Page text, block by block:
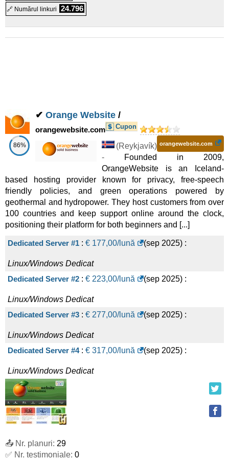
🔗 Numărul linkuri 24.796
86%
✔ Orange Website /
orangewebsite.com Cupon
orangewebsite.com
(Reykjavík)
-
Founded in 2009,
OrangeWebsite is an Iceland-
based hosting provider known for privacy, free-speech
friendly policies, and green operations powered by
geothermal and hydropower. They host customers from over
100 countries and keep support online around the clock,
positioning their platform for both beginners and [...]
Dedicated Server #1 : € 177,00/lună (sep 2025) :
Linux/Windows Dedicat
Dedicated Server #2 : € 223,00/lună (sep 2025) :
Linux/Windows Dedicat
Dedicated Server #3 : € 277,00/lună (sep 2025) :
Linux/Windows Dedicat
Dedicated Server #4: € 317,00/lună (sep 2025) :
Linux/Windows Dedicat
📤 Nr. planuri: 29
✅ Nr. testimoniale: 0